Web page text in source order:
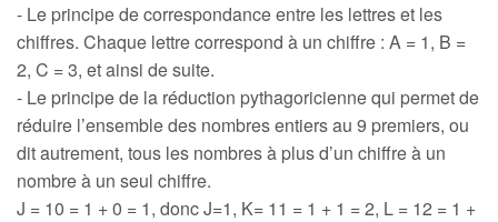
- Le principe de correspondance entre les lettres et les
chiffres. Chaque lettre correspond à un chiffre : A = 1, B =
2, C = 3, et ainsi de suite.
- Le principe de la réduction pythagoricienne qui permet de
réduire l’ensemble des nombres entiers au 9 premiers, ou
dit autrement, tous les nombres à plus d’un chiffre à un
nombre à un seul chiffre.
J = 10 = 1 + 0 = 1, donc J=1, K= 11 = 1 + 1 = 2, L = 12 = 1 +